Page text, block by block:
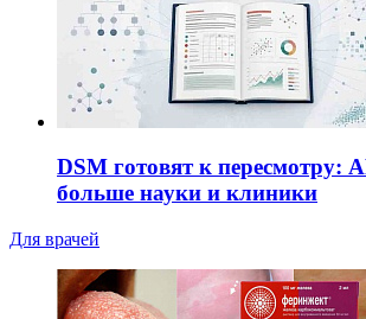
DSM готовят к пересмотру:
больше науки и клиники
Для врачей